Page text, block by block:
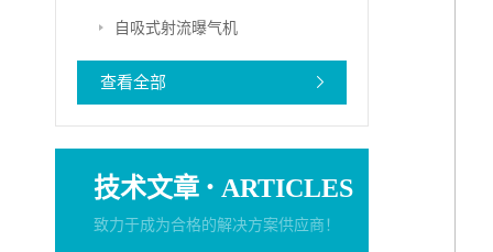
自吸式射流曝气机
查看全部
技术文章 · ARTICLES
致力于成为合格的解决方案供应商！